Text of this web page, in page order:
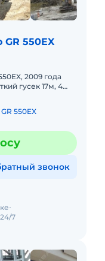
550EX
2009 года
гусек 17м, 4
550EX
звонок
7